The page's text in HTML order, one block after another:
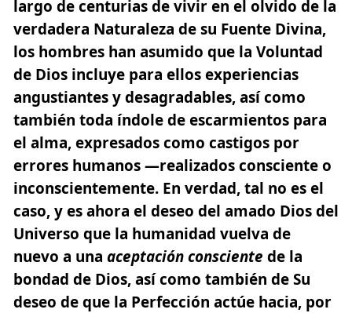
largo de centurias de vivir en el olvido de la
verdadera Naturaleza de su Fuente Divina,
los hombres han asumido que la Voluntad
de Dios incluye para ellos experiencias
angustiantes y desagradables, así como
también toda índole de escarmientos para
el alma, expresados como castigos por
errores humanos —realizados consciente o
inconscientemente. En verdad, tal no es el
caso, y es ahora el deseo del amado Dios del
Universo que la humanidad vuelva de
nuevo a una aceptación consciente de la
bondad de Dios, así como también de Su
deseo de que la Perfección actúe hacia, por